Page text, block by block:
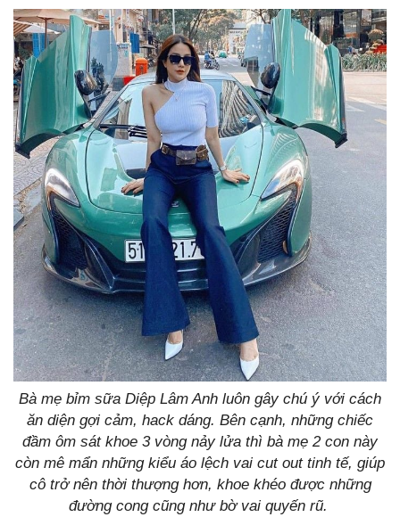
Bà mẹ bỉm sữa Diệp Lâm Anh luôn gây chú ý với cách
ăn diện gợi cảm, hack dáng. Bên cạnh, những chiếc
đầm ôm sát khoe 3 vòng nảy lửa thì bà mẹ 2 con này
còn mê mẩn những kiểu áo lệch vai cut out tinh tế, giúp
cô trở nên thời thượng hơn, khoe khéo được những
đường cong cũng như bờ vai quyến rũ.